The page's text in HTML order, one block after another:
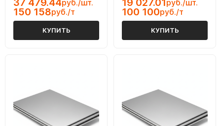
37 479.44руб./шт.
150 158руб./т
КУПИТЬ
19 027.01 руб./шт.
100 100руб./т
КУПИТЬ